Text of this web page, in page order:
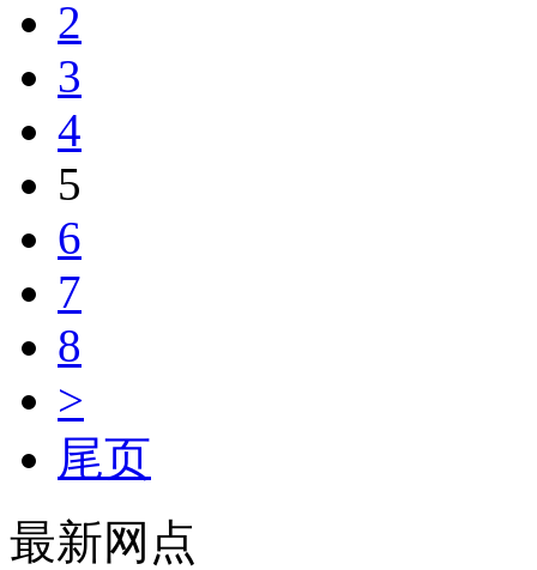
2
3
4
5
6
7
8
>
尾页
最新网点